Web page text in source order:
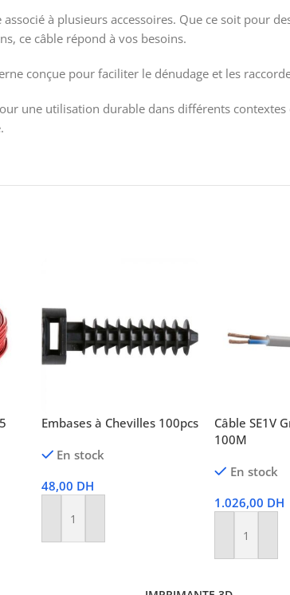
à plusieurs accessoires. Que ce soit pour
ce câble répond à vos besoins.
conçue pour faciliter le dénudage et les
une utilisation durable dans différents contextes
Embases à Chevilles 100pcs
En stock
48,00 DH
Ajouter Au Panier
Câble SE1V
100M
En stock
1.026,00 DH
Ajouter Au